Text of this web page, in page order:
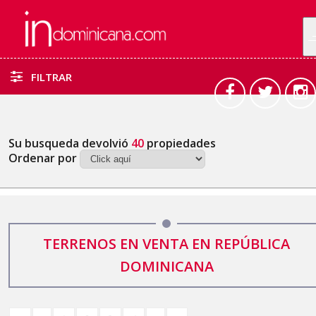
FILTRAR
Su busqueda devolvió 40 propiedades
Ordenar por
TERRENOS EN VENTA EN REPÚBLICA
DOMINICANA